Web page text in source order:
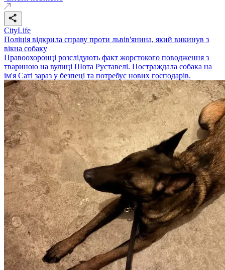
CityLife
Поліція відкрила справу проти львів'янина, який викинув з
вікна собаку
Правоохоронці розслідують факт жорстокого поводження з
твариною на вулиці Шота Руставелі. Постраждала собака на
ім'я Саті зараз у безпеці та потребує нових господарів.